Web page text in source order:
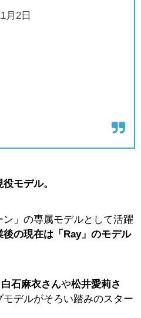
月2日
モデル。
」の専属モデルとして活躍
後の現在は「Ray」のモデル
白石麻衣さんや松井愛莉さ
モデルがそろい踏みのスター